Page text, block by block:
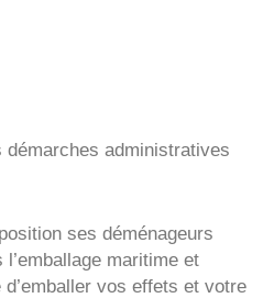
démarches administratives
ses déménageurs
maritime et
vos effets et votre